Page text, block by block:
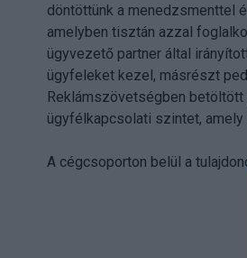
döntöttünk a menedzsmenttel
amelyben tisztán azzal
ügyvezető partner által
ügyfeleket kezel, másrészt
Reklámszövetségben
ügyfélkapcsolati szintet,
A cégcsoporton belül a